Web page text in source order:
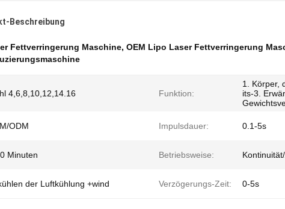
Beschreibung
Fettverringerung Maschine, OEM Lipo Laser Fettverringerung
4,6,8,10,12,14.16 Funktion:
1. Körper,
its-3.
ODM Impulsdauer: 0.1-5s
Minuten Betriebsweise:
der Luftkühlung +wind Verzögerungs-Zeit: 0-5s